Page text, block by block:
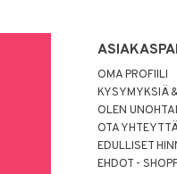
OMA PROFIILI
KYSYMYKSIÄ
OLEN
OTA
EDULLISET
EHDOT -